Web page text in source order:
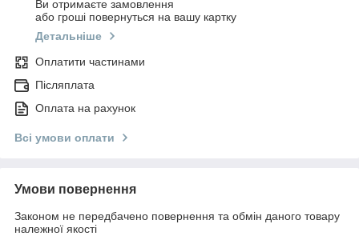
Ви отримаєте замовлення
або гроші повернуться на вашу картку
Детальніше
Оплатити частинами
Післяплата
Оплата на рахунок
Всі умови оплати
Умови повернення
Законом не передбачено повернення та обмін даного товару
належної якості